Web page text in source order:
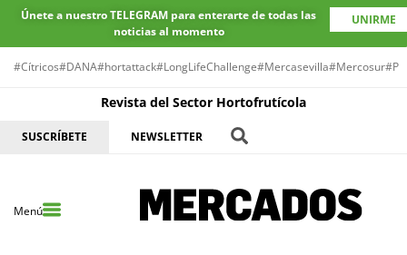
Únete a nuestro TELEGRAM para enterarte de todas las
noticias al momento
UNIRME
#Cítricos#DANA#hortattack#LongLifeChallenge#Mercasevilla#Mercosur
Revista del Sector Hortofrutícola
SUSCRÍBETE NEWSLETTER
Menú